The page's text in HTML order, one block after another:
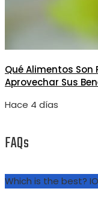
Qué Alimentos Son
Aprovechar Sus
Hace 4 días
FAQs
Which is the best?